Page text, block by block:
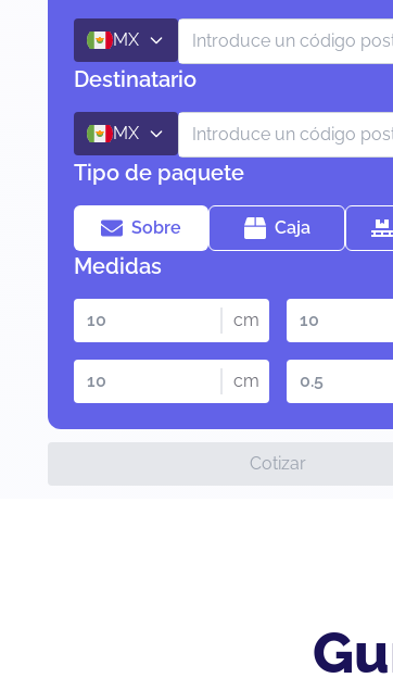
MX
Destinatario
MX
Tipo de paquete
Sobre Caja
Medidas
cm
cm
Cotizar